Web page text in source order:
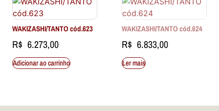
WAKIZASHI/TANTO cód.623
R$ 6.273,00
Adicionar ao carrinho
WAKIZASHI/TANTO cód.624
R$ 6.833,00
Ler mais